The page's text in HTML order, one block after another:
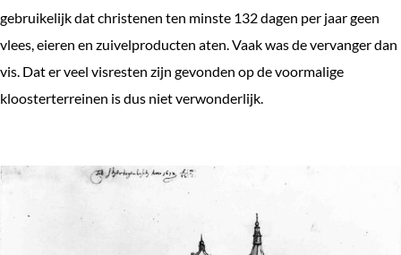
gebruikelijk dat christenen ten minste 132 dagen per jaar geen
vlees, eieren en zuivelproducten aten. Vaak was de vervanger dan
vis. Dat er veel visresten zijn gevonden op de voormalige
kloosterterreinen is dus niet verwonderlijk.